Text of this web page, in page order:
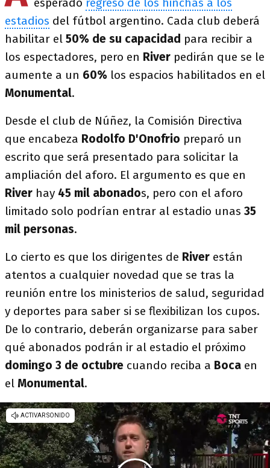
estadios del fútbol argentino. Cada club deberá
habilitar el 50% de su capacidad para recibir a
los espectadores, pero en River pedirán que se le
aumente a un 60% los espacios habilitados en el
Monumental.
Desde el club de Núñez, la Comisión Directiva
que encabeza Rodolfo D'Onofrio preparó un
escrito que será presentado para solicitar la
ampliación del aforo. El argumento es que en
River hay 45 mil abonados, pero con el aforo
limitado solo podrían entrar al estadio unas 35
mil personas.
Lo cierto es que los dirigentes de River están
atentos a cualquier novedad que se tras la
reunión entre los ministerios de salud, seguridad
y deportes para saber si se flexibilizan los cupos.
De lo contrario, deberán organizarse para saber
qué abonados podrán ir al estadio el próximo
domingo 3 de octubre cuando reciba a Boca en
el Monumental.